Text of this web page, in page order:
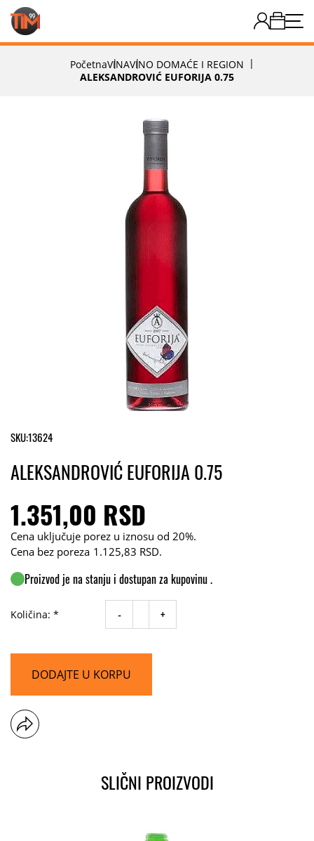
PočetnaVINAVINO DOMAĆE I REGION
ALEKSANDROVIĆ EUFORIJA 0.75
SKU:13624
ALEKSANDROVIĆ EUFORIJA 0.75
1.351,00 RSD
Cena uključuje porez u iznosu od 20%.
Cena bez poreza 1.125,83 RSD.
Proizvod je na stanju i dostupan za kupovinu .
Količina: * - +
DODAJTE U KORPU
SLIČNI PROIZVODI